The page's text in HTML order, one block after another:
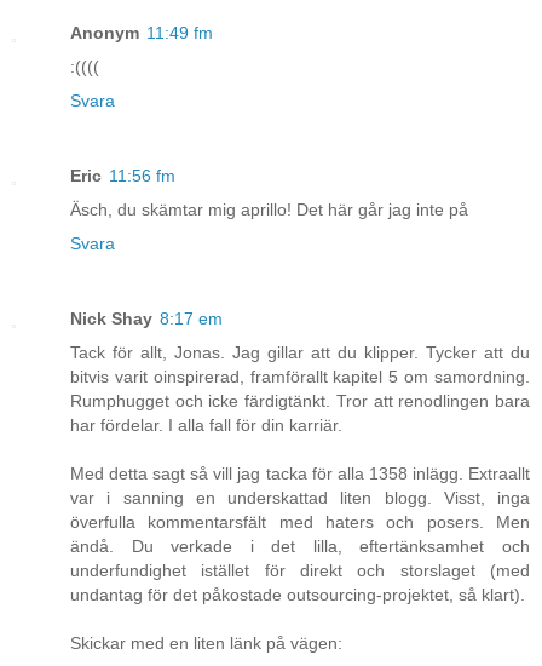
Anonym 11:49 fm
:((((
Svara
Eric 11:56 fm
Äsch, du skämtar mig aprillo! Det här går jag inte på
Svara
Nick Shay 8:17 em
Tack för allt, Jonas. Jag gillar att du klipper. Tycker att du
bitvis varit oinspirerad, framförallt kapitel 5 om samordning.
Rumphugget och icke färdigtänkt. Tror att renodlingen bara
har fördelar. I alla fall för din karriär.
Med detta sagt så vill jag tacka för alla 1358 inlägg. Extraallt
var i sanning en underskattad liten blogg. Visst, inga
överfulla kommentarsfält med haters och posers. Men
ändå. Du verkade i det lilla, eftertänksamhet och
underfundighet istället för direkt och storslaget (med
undantag för det påkostade outsourcing-projektet, så klart).
Skickar med en liten länk på vägen: